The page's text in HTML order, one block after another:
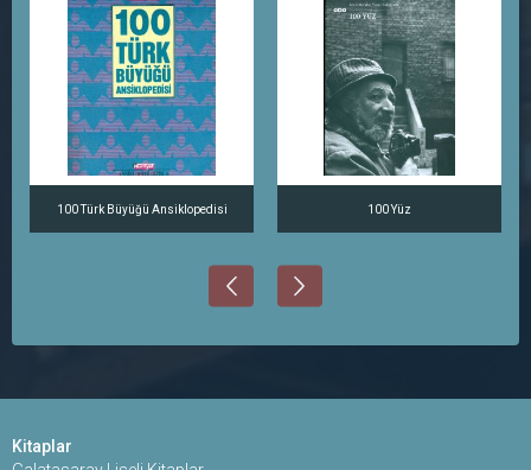
100 Türk Büyüğü Ansiklopedisi 100 Yüz
Kitaplar